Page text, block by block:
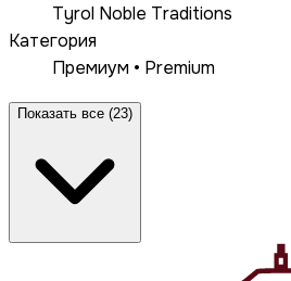
Tyrol Noble Traditions
Категория
Премиум • Premium
Показать все (23)